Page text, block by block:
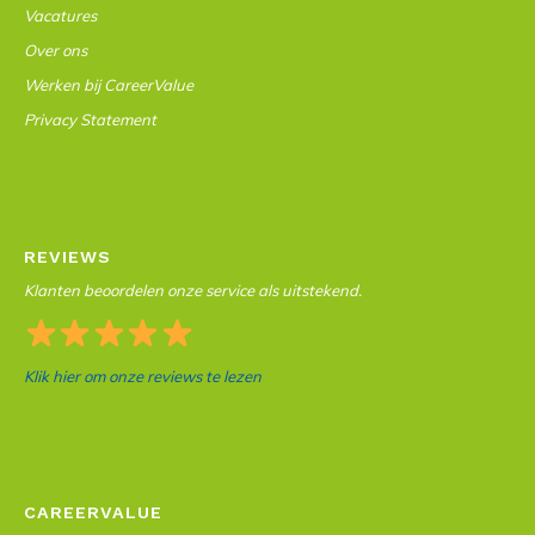
Vacatures
Over ons
Werken bij CareerValue
Privacy Statement
REVIEWS
Klanten beoordelen onze service als uitstekend.
Klik hier om onze reviews te lezen
CAREERVALUE